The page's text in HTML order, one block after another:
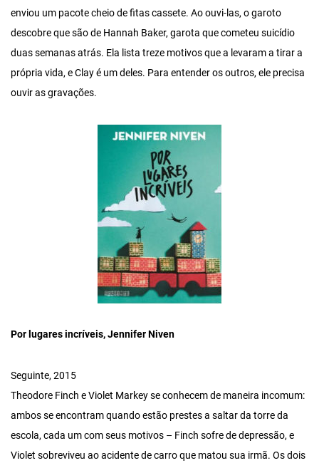
enviou um pacote cheio de fitas cassete. Ao ouvi-las, o garoto
descobre que são de Hannah Baker, garota que cometeu suicídio
duas semanas atrás. Ela lista treze motivos que a levaram a tirar a
própria vida, e Clay é um deles. Para entender os outros, ele precisa
ouvir as gravações.
Por lugares incríveis, Jennifer Niven
Seguinte, 2015
Theodore Finch e Violet Markey se conhecem de maneira incomum:
ambos se encontram quando estão prestes a saltar da torre da
escola, cada um com seus motivos – Finch sofre de depressão, e
Violet sobreviveu ao acidente de carro que matou sua irmã. Os dois